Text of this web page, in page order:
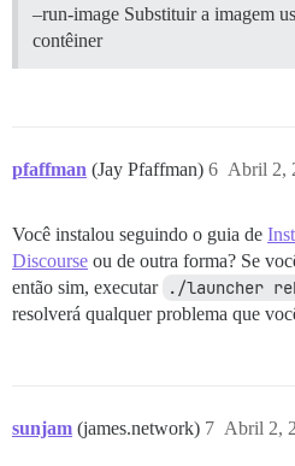
–run-image Substituir a imagem
contêiner
pfaffman (Jay Pfaffman) Abril 2,
6
Você instalou seguindo o guia de
Discourse ou de outra forma? Se
então sim, executar ./launcher
resolverá qualquer problema que
sunjam (james.network) Abril 2,
7